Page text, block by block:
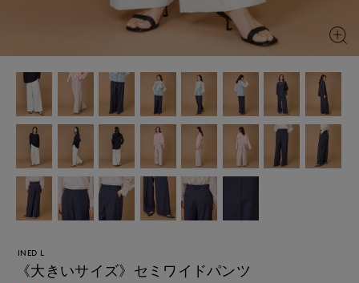
INED L
《大きいサイズ》セミワイドパンツ